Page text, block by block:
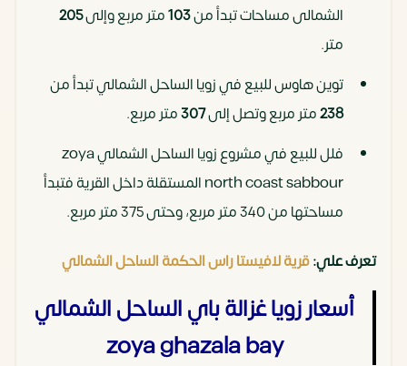
الشمالى مساحات تبدأ من103متر مربع وإلى205
متر.
توين هاوس للبيع في زويا الساحل الشمالي تبدأ من
238متر مربع وتصل إلى307متر مربع.
فلل للبيع في مشروع زويا الساحل الشمالي zoya
north coast sabbour المستقلة داخل القرية فتبدأ
مساحتها من 340 متر مربع، وحتى 375 متر مربع.
تعرف علي:قرية لافيستا راس الحكمة الساحل الشمالي
أسعار زويا غزالة باي الساحل الشمالي
zoya ghazala bay